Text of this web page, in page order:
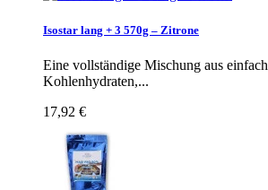
Isostar lang + 3 570g – Zitrone
Eine vollständige Mischung aus
Kohlenhydraten,...
17,92 €